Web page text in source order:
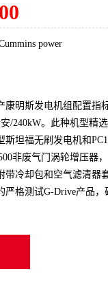
power
康明斯发电机组配置指
/240kW。此种机型精
斯坦福无刷发电机和
非废气门涡轮增压器
带冷却包和空气滤清器
严格测试G-Drive产品，